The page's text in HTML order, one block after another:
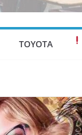
TOYOTA